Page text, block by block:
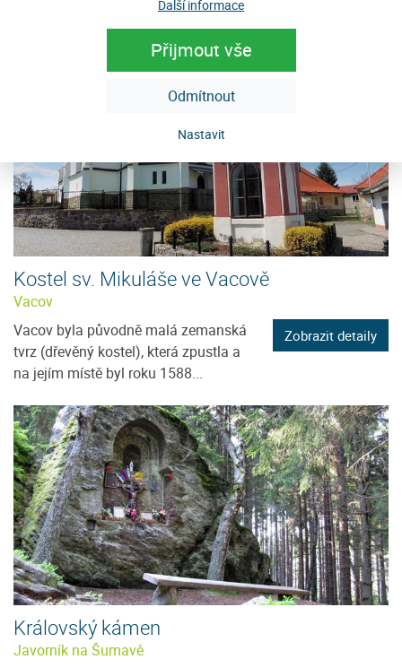
Další informace
Přijmout vše
Odmítnout
Nastavit
celého sídelního útvaru města...
Kostel sv. Mikuláše ve Vacově
Vacov
Vacov byla původně malá zemanská
tvrz (dřevěný kostel), která zpustla a
na jejím místě byl roku 1588...
Zobrazit detaily
Královský kámen
Javorník na Šumavě